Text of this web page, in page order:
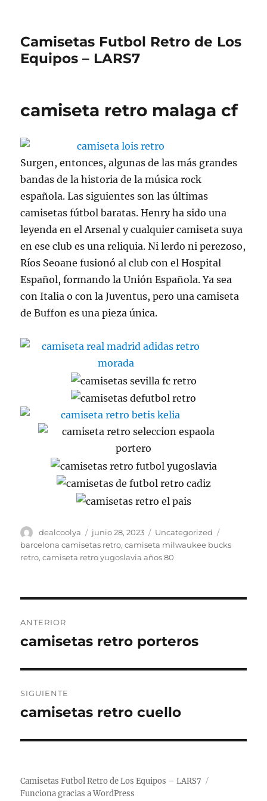
Camisetas Futbol Retro de Los
Equipos – LARS7
camiseta retro malaga cf
Surgen, entonces, algunas de las más grandes
bandas de la historia de la música rock
española. Las siguientes son las últimas
camisetas fútbol baratas. Henry ha sido una
leyenda en el Arsenal y cualquier camiseta suya
en ese club es una reliquia. Ni lerdo ni perezoso,
Ríos Seoane fusionó al club con el Hospital
Español, formando la Unión Española. Ya sea
con Italia o con la Juventus, pero una camiseta
de Buffon es una pieza única.
Autor
dealcoolya
Publicado
el
junio 28, 2023 Categorías
Uncategorized
barcelona camisetas retro,camiseta milwaukee bucks
retro,camiseta retro yugoslavia años 80
de
ANTERIOR
Entrada
camisetas retro porteros
SIGUIENTE
Entrada
camisetas retro cuello
Camisetas Futbol Retro de Los Equipos – LARS7
Funciona gracias a WordPress